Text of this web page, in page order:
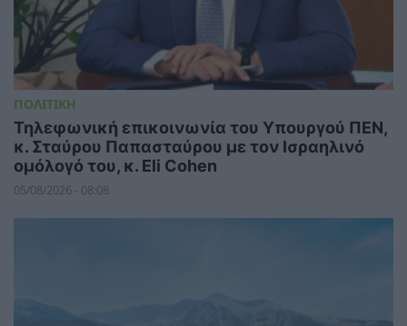
ΠΟΛΙΤΙΚΗ
Τηλεφωνική επικοινωνία του Υπουργού ΠΕΝ,
κ. Σταύρου Παπασταύρου με τον Ισραηλινό
ομόλογό του, κ. Eli Cohen
05/08/2026 - 08:08